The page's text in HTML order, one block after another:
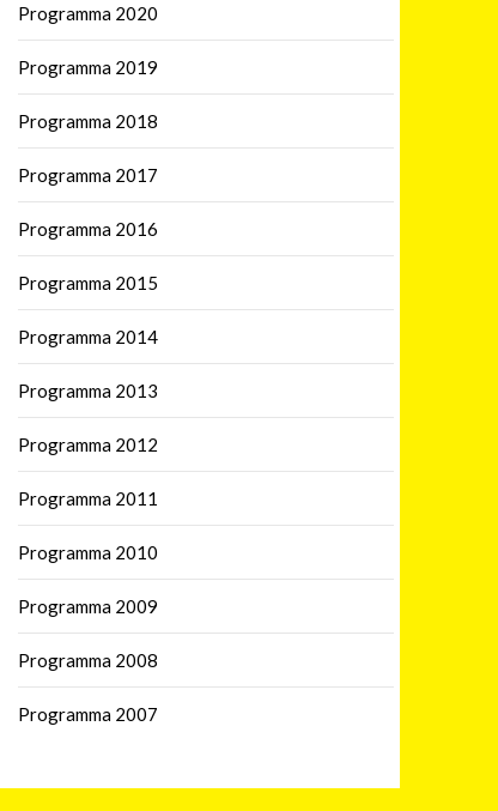
Programma 2020
Programma 2019
Programma 2018
Programma 2017
Programma 2016
Programma 2015
Programma 2014
Programma 2013
Programma 2012
Programma 2011
Programma 2010
Programma 2009
Programma 2008
Programma 2007